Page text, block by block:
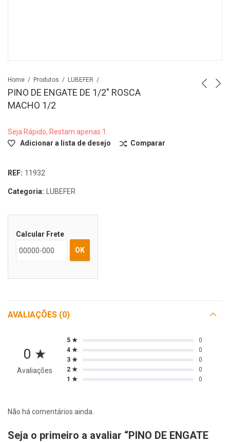
Home Produtos LUBEFER
PINO DE ENGATE DE 1/2″ ROSCA
MACHO 1/2
Seja Rápido, Restam apenas 1.
Adicionar a lista de desejo
Comparar
REF: 11932
Categoria: LUBEFER
Calcular Frete
OK
AVALIAÇÕES (0)
0 ★
Avaliações
5 ★
0
4 ★
0
3 ★
0
2 ★
0
1 ★
0
Não há comentários ainda.
Seja o primeiro a avaliar “PINO DE ENGATE